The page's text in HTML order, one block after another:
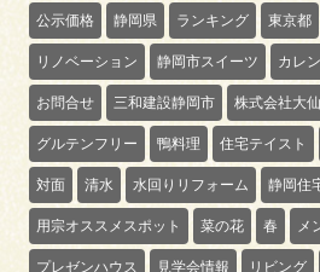
公示価格 静岡県 ランキング 東京都
リノベーション 静岡市スイーツ カレ
お問合せ 三和建設静岡市 株式会社大仙
グルテンフリー 鴨料理 住宅テイスト
対面 清水 水回りリフォーム 静岡住
用宗オススメスポット 菜の花 春 メ
プレゼンハウス 見学会情報 リビング